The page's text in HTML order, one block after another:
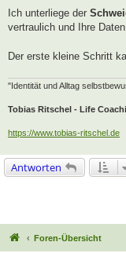
Ich unterliege der
vertraulich und Ihre
Der erste kleine Schritt
"Identität und Alltag
Tobias Ritschel - Life
https://www.tobias-ritschel.de
Antworten
Foren-Übersicht